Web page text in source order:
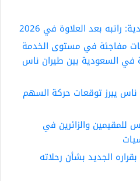
بعد العلاوة في 2026
مفاجئة في مستوى الخدمة
في السعودية بين طيران ناس
يبرز توقعات حركة السهم
والزائرين في
الجديد بشأن رحلاته